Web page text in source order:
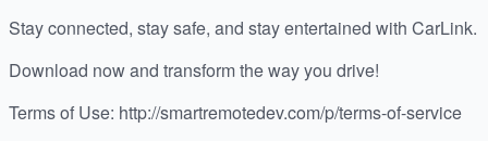
Stay connected, stay safe, and stay entertained with CarLink.
Download now and transform the way you drive!
Terms of Use: http://smartremotedev.com/p/terms-of-service